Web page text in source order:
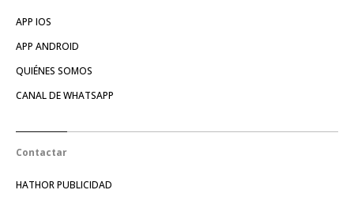
APP IOS
APP ANDROID
QUIÉNES SOMOS
CANAL DE WHATSAPP
Contactar
HATHOR PUBLICIDAD